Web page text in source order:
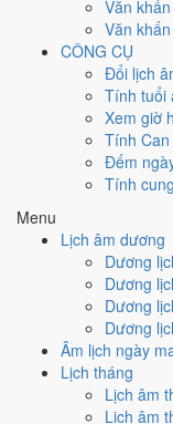
Văn
Văn
CÔNG CỤ
Đổi lịch
Tính tuổi
Xem giờ
Tính
Đếm
Tính
Menu
Lịch âm dương
Dương
Dương
Dương
Dương
Âm lịch ngày
Lịch tháng
Lịch âm
Lịch âm
Hắc Đạogây bất
Cách tính ngày
🏪
Khai trương -
Trung bình
Khai trương - mở
Ngày Hắc Đạo
Cách tính ngày
Ký hợp đồng -
Ký hợp đồng -
Ngày Hắc Đạo
Cách tính ngày
Động thổ -
Trung bình
Động thổ - khởi
Ngày Hắc Đạo
Cách tính ngày